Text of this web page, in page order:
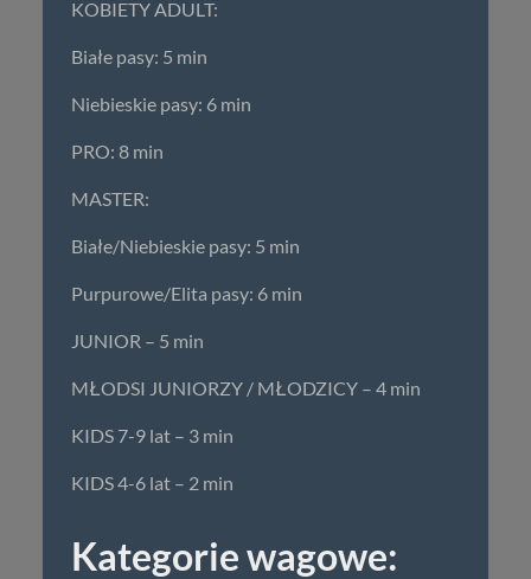
KOBIETY ADULT:
Białe pasy: 5 min
Niebieskie pasy: 6 min
PRO: 8 min
MASTER:
Białe/Niebieskie pasy: 5 min
Purpurowe/Elita pasy: 6 min
JUNIOR – 5 min
MŁODSI JUNIORZY / MŁODZICY – 4 min
KIDS 7-9 lat – 3 min
KIDS 4-6 lat – 2 min
Kategorie wagowe: